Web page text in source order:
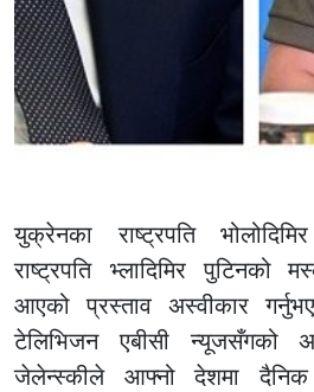
युक्रेनका राष्ट्रपति
राष्ट्रपति भ्लादिमिर पुटिनको
आएको प्रस्ताव अस्वीकार
टेलिभिजन एबीसी न्यूजसँगको
जेलेन्स्कीले आफ्नो देशमा